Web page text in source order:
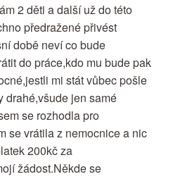
2 děti a další už do této
předražené přivést
době neví co bude
do práce,kdo mu bude pak
mi stát vůbec pošle
drahé,všude jen samé
se rozhodla pro
se vrátila z nemocnice a nic
200kč za
žádost.Někde se